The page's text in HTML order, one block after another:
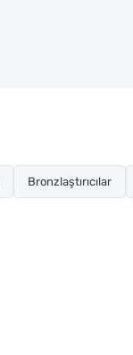
Bronzlaştırıcılar